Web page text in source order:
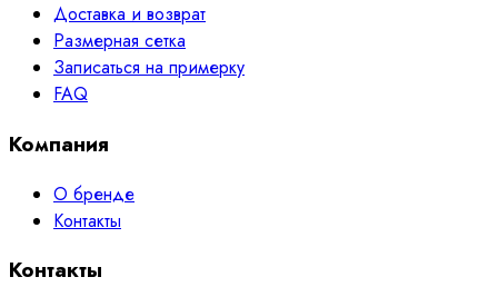
Доставка и возврат
Размерная сетка
Записаться на примерку
FAQ
Компания
О бренде
Контакты
Контакты